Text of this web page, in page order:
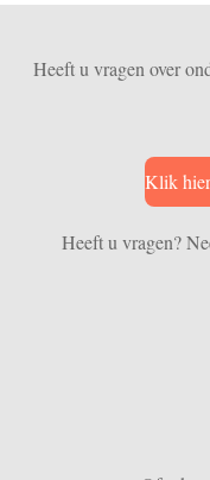
Heeft u vragen over
Klik
Heeft u vragen?